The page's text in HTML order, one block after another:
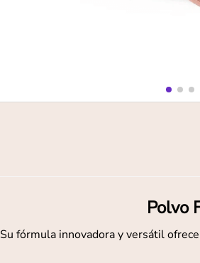
Polvo
Su fórmula innovadora y versátil